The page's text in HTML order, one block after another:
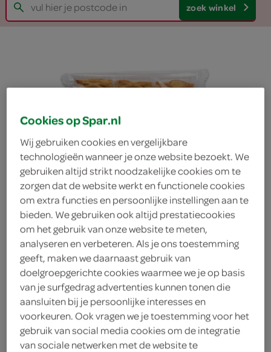
zoek winkel
Vos Banket Koek Appel
Carrees
Vos Banket
Cookies op Spar.nl
Wij gebruiken cookies en vergelijkbare
technologieën wanneer je onze website bezoekt. We
gebruiken altijd strikt noodzakelijke cookies om te
zorgen dat de website werkt en functionele cookies
om extra functies en persoonlijke instellingen aan te
bieden. We gebruiken ook altijd prestatiecookies
om het gebruik van onze website te meten,
analyseren en verbeteren. Als je ons toestemming
geeft, maken we daarnaast gebruik van
doelgroepgerichte cookies waarmee we je op basis
van je surfgedrag advertenties kunnen tonen die
aansluiten bij je persoonlijke interesses en
voorkeuren. Ook vragen we je toestemming voor het
gebruik van social media cookies om de integratie
van sociale netwerken met de website te